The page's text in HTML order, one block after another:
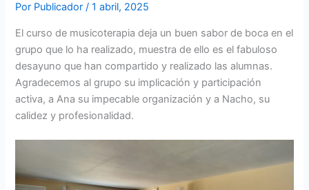
Por Publicador/1 abril, 2025
El curso de musicoterapia deja un buen sabor de boca en el
grupo que lo ha realizado, muestra de ello es el fabuloso
desayuno que han compartido y realizado las alumnas.
Agradecemos al grupo su implicación y participación
activa, a Ana su impecable organización y a Nacho, su
calidez y profesionalidad.